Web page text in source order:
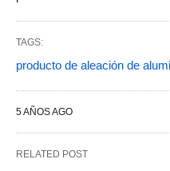
TAGS:
producto de aleación de
5 AÑOS AGO
RELATED POST